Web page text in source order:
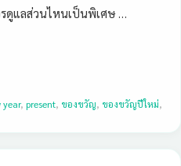
รดูแลส่วนไหนเป็นพิเศษ …
year, present, ของขวัญ, ของขวัญปีใหม่,